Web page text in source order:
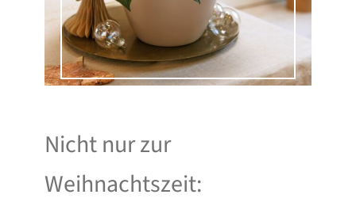
Nicht nur zur
Weihnachtszeit: